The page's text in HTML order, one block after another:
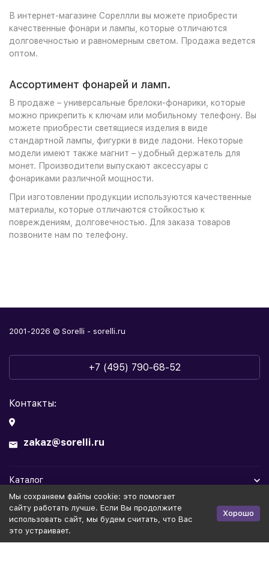
В интернет-магазине Сореллли вы можете приобрести
качественные фонари и лампы, которые отличаются
долговечностью и равномерным светом. Продажа ведется
оптом.
Ассортимент фонарей и ламп.
В продаже – универсальные брелоки-фонарики, которые
можно прикрепить к ключам или мобильному телефону. Вы
можете приобрести светящиеся изделия в виде
стандартной лампы, фигурки в виде ладони. Некоторые
модели имеют также магнит – удобный держатель для
монет. Производители выпускают аксессуары с
фонариками различной мощности.
При изготовлении продукции используются качественные
материалы, которые отличаются стойкостью к
повреждениям, долговечностью. Для заказа товаров
позвоните нам по телефону.
2001-2026 © Sorelli - sorelli.ru
+7 (495) 790-68-52
Контакты:
zakaz@sorelli.ru
Каталог
Информация
Политика персональных данных Публичная оферта
Мы cохраняем файлы cookie: это помогает
сайту работать лучше. Если Вы продолжите
использовать сайт, мы будем считать, что Вас
это устраивает.
Хорошо